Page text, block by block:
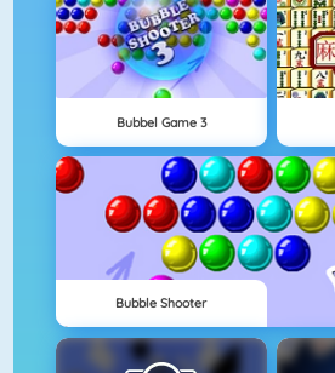
Bubbel Game 3
Bubble Shooter